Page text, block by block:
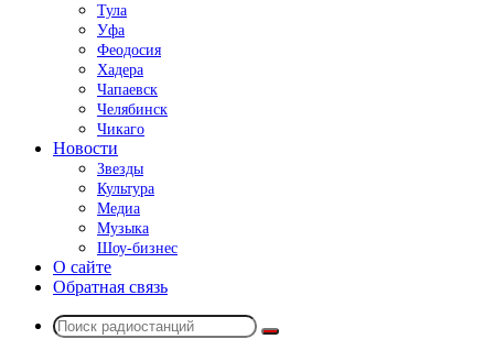
Тула
Уфа
Феодосия
Хадера
Чапаевск
Челябинск
Чикаго
Новости
Звезды
Культура
Медиа
Музыка
Шоу-бизнес
О сайте
Обратная связь